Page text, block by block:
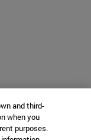
and third-
when you
purposes.